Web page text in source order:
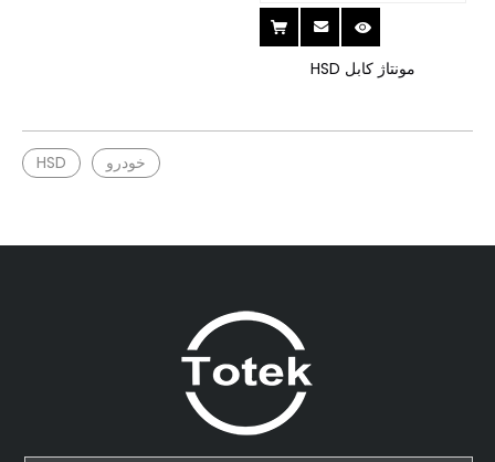
مونتاژ کابل HSD
HSD خودرو